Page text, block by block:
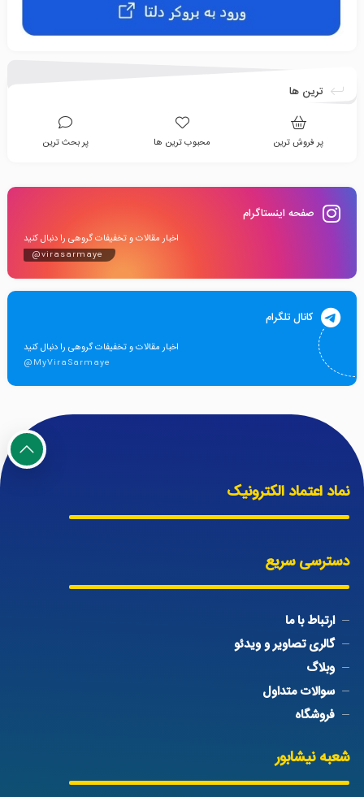
ترین ها
پر فروش ترین محبوب ترین ها پر بحث ترین
صفحه اینستاگرام
اخبار مقالات و تخفیفات گروهی را دنبال کنید
@virasarmaye
کانال تلگرام
اخبار مقالات و تخفیفات گروهی را دنبال کنید
@MyViraSarmaye
نماد اعتماد الکترونیک
دسترسی سریع
ارتباط با ما
گالری تصاویر و ویدئو
وبلاگ
سوالات متداول
فروشگاه
شعبه نیشابور